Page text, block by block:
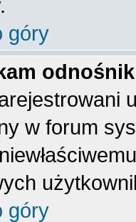
góry
w forum
góry